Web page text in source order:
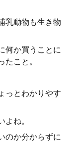
乳動物も生き物
何か買うことに
こと。
っとわかりやす
ね。
のか分からずに